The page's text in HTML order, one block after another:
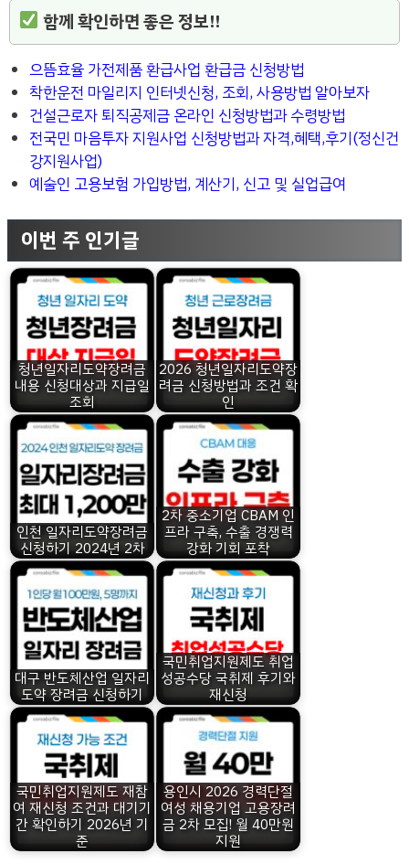
함께 확인하면 좋은 정보!!
으뜸효율 가전제품 환급사업 환급금 신청방법
착한운전 마일리지 인터넷신청, 조회, 사용방법 알아보자
건설근로자 퇴직공제금 온라인 신청방법과 수령방법
전국민 마음투자 지원사업 신청방법과 자격,혜택,후기(정신건
강지원사업)
예술인 고용보험 가입방법, 계산기, 신고 및 실업급여
이번 주 인기글
청년일자리도약장려금
내용 신청대상과 지급일
조회
2026 청년일자리도약장
려금 신청방법과 조건 확
인
인천 일자리도약장려금
신청하기 2024년 2차
2차 중소기업 CBAM 인
프라 구축, 수출 경쟁력
강화 기회 포착
대구 반도체산업 일자리
도약 장려금 신청하기
국민취업지원제도 취업
성공수당 국취제 후기와
재신청
국민취업지원제도 재참
여 재신청 조건과 대기기
간 확인하기 2026년 기
준
용인시 2026 경력단절
여성 채용기업 고용장려
금 2차 모집! 월 40만원
지원